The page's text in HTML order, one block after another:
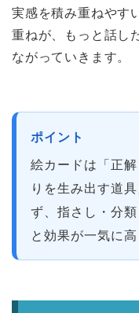
実感を積み重ねやす
重ねが、もっと話し
ながっていきます。
ポイント
絵カードは「正
りを生み出す道
ず、指さし・分
と効果が一気に高